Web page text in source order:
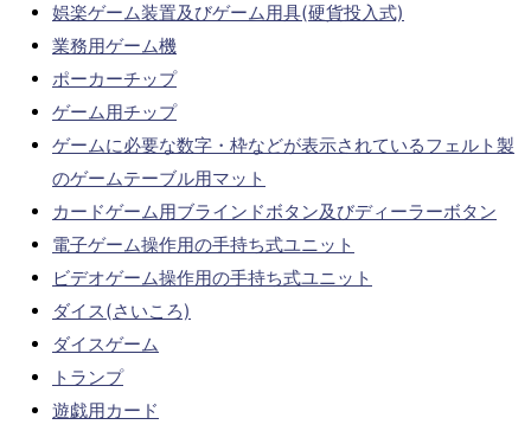
娯楽ゲーム装置及びゲーム用具(硬貨投入式)
業務用ゲーム機
ポーカーチップ
ゲーム用チップ
ゲームに必要な数字・枠などが表示されているフェルト製
のゲームテーブル用マット
カードゲーム用ブラインドボタン及びディーラーボタン
電子ゲーム操作用の手持ち式ユニット
ビデオゲーム操作用の手持ち式ユニット
ダイス(さいころ)
ダイスゲーム
トランプ
遊戯用カード